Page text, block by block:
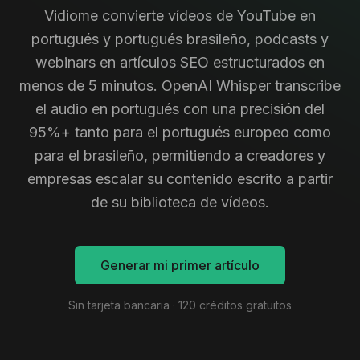
Vidiome convierte vídeos de YouTube en
portugués y portugués brasileño, podcasts y
webinars en artículos SEO estructurados en
menos de 5 minutos. OpenAI Whisper transcribe
el audio en portugués con una precisión del
95%+ tanto para el portugués europeo como
para el brasileño, permitiendo a creadores y
empresas escalar su contenido escrito a partir
de su biblioteca de vídeos.
Generar mi primer artículo
Sin tarjeta bancaria · 120 créditos gratuitos